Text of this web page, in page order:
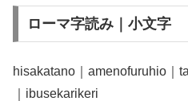
ローマ字読み｜小文字
hisakatano｜amenofuruhio｜
｜ibusekarikeri